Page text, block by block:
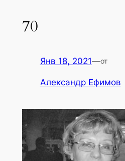
70
Янв 18, 2021—от
Александр Ефимов